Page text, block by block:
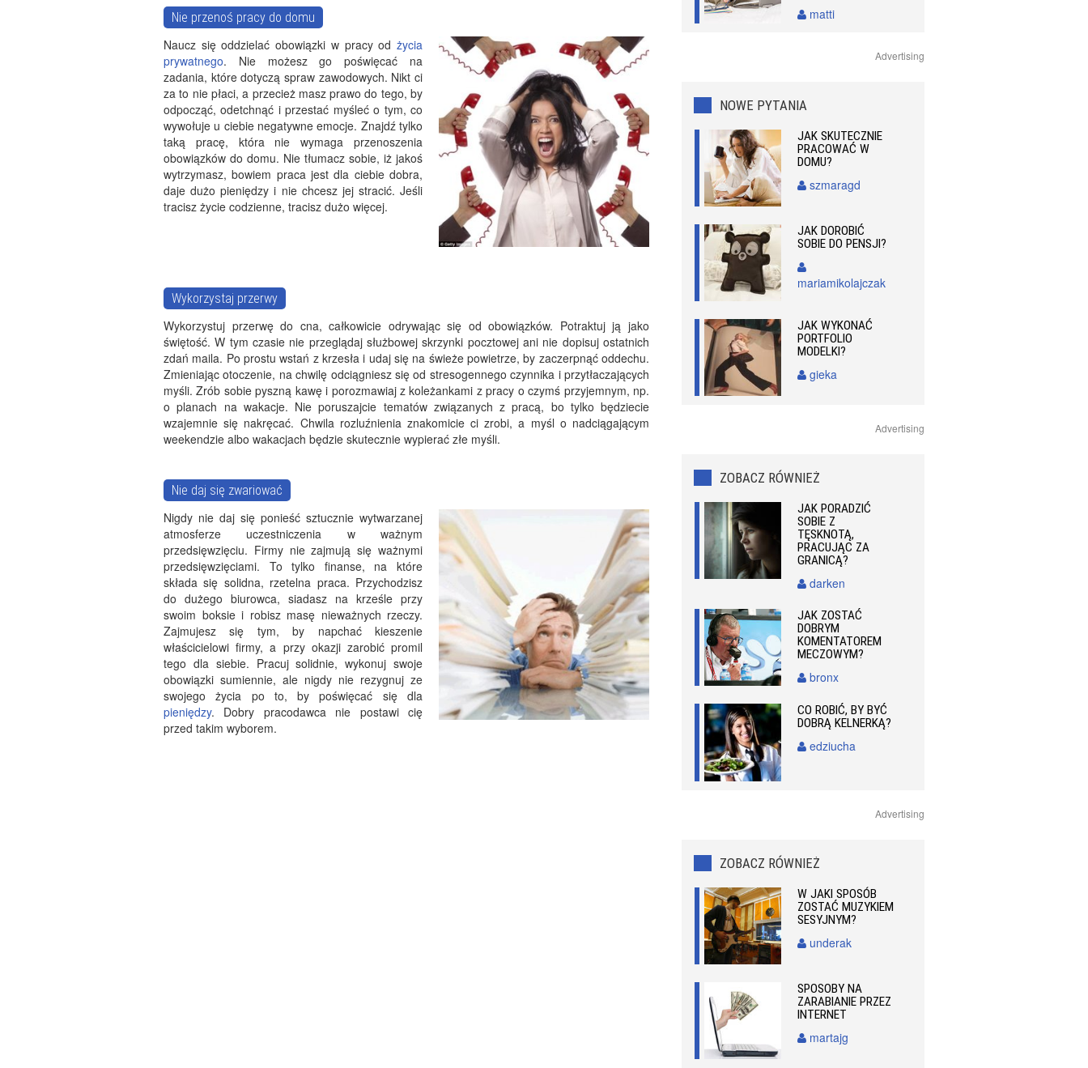
Nie przenoś pracy do domu
Naucz się oddzielać obowiązki w pracy od życia
prywatnego. Nie możesz go poświęcać na
zadania, które dotyczą spraw zawodowych. Nikt ci
za to nie płaci, a przecież masz prawo do tego, by
odpocząć, odetchnąć i przestać myśleć o tym, co
wywołuje u ciebie negatywne emocje. Znajdź tylko
taką pracę, która nie wymaga przenoszenia
obowiązków do domu. Nie tłumacz sobie, iż jakoś
wytrzymasz, bowiem praca jest dla ciebie dobra,
daje dużo pieniędzy i nie chcesz jej stracić. Jeśli
tracisz życie codzienne, tracisz dużo więcej.
Wykorzystaj przerwy
Wykorzystuj przerwę do cna, całkowicie odrywając się od obowiązków. Potraktuj ją jako
świętość. W tym czasie nie przeglądaj służbowej skrzynki pocztowej ani nie dopisuj ostatnich
zdań maila. Po prostu wstań z krzesła i udaj się na świeże powietrze, by zaczerpnąć oddechu.
Zmieniając otoczenie, na chwilę odciągniesz się od stresogennego czynnika i przytłaczających
myśli. Zrób sobie pyszną kawę i porozmawiaj z koleżankami z pracy o czymś przyjemnym, np.
o planach na wakacje. Nie poruszajcie tematów związanych z pracą, bo tylko będziecie
wzajemnie się nakręcać. Chwila rozluźnienia znakomicie ci zrobi, a myśl o nadciągającym
weekendzie albo wakacjach będzie skutecznie wypierać złe myśli.
Nie daj się zwariować
Nigdy nie daj się ponieść sztucznie wytwarzanej
atmosferze uczestniczenia w ważnym
przedsięwzięciu. Firmy nie zajmują się ważnymi
przedsięwzięciami. To tylko finanse, na które
składa się solidna, rzetelna praca. Przychodzisz
do dużego biurowca, siadasz na krześle przy
swoim boksie i robisz masę nieważnych rzeczy.
Zajmujesz się tym, by napchać kieszenie
właścicielowi firmy, a przy okazji zarobić promil
tego dla siebie. Pracuj solidnie, wykonuj swoje
obowiązki sumiennie, ale nigdy nie rezygnuj ze
swojego życia po to, by poświęcać się dla
pieniędzy. Dobry pracodawca nie postawi cię
przed takim wyborem.
matti
Advertising
NOWE PYTANIA
JAK SKUTECZNIE
PRACOWAĆ W
DOMU?
szmaragd
JAK DOROBIĆ
SOBIE DO PENSJI?
mariamikolajczak
JAK WYKONAĆ
PORTFOLIO
MODELKI?
gieka
Advertising
ZOBACZ RÓWNIEŻ
JAK PORADZIĆ
SOBIE Z
TĘSKNOTĄ,
PRACUJĄC ZA
GRANICĄ?
darken
JAK ZOSTAĆ
DOBRYM
KOMENTATOREM
MECZOWYM?
bronx
CO ROBIĆ, BY BYĆ
DOBRĄ KELNERKĄ?
edziucha
Advertising
ZOBACZ RÓWNIEŻ
W JAKI SPOSÓB
ZOSTAĆ MUZYKIEM
SESYJNYM?
underak
SPOSOBY NA
ZARABIANIE PRZEZ
INTERNET
martajg